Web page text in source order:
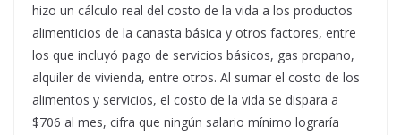
hizo un cálculo real del costo de la vida a los productos
alimenticios de la canasta básica y otros factores, entre
los que incluyó pago de servicios básicos, gas propano,
alquiler de vivienda, entre otros. Al sumar el costo de los
alimentos y servicios, el costo de la vida se dispara a
$706 al mes, cifra que ningún salario mínimo lograría